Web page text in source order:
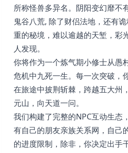
所称怪兽多异名。阴阳变幻靡不
鬼谷八荒, 除了财侣法地，还有
重的秘境，难以逾越的天堑，彩
人发现。
你将作为一个炼气期小修士从愚
危机中九死一生。每一次突破，
在旅途中披荆斩棘，跨越五大州
元山，向天道一问。
我们构建了完整的NPC互动生态
有自己的朋友亲族关系网，自己
的进度限制，除非，你决定出手干